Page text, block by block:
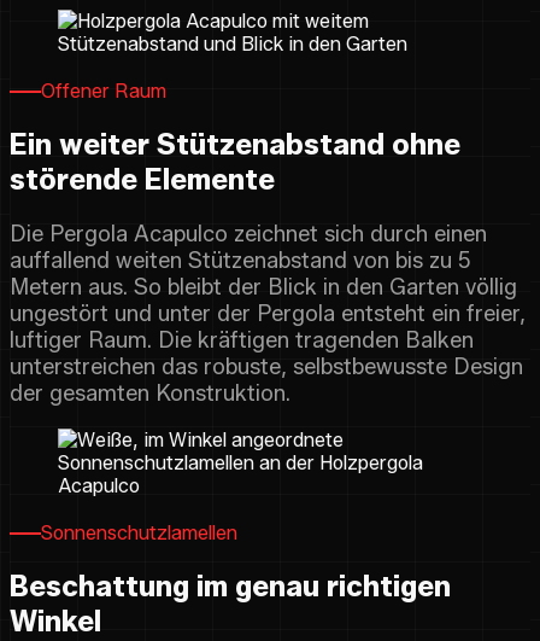
Offener Raum
Ein weiter Stützenabstand ohne
störende Elemente
Die Pergola Acapulco zeichnet sich durch einen
auffallend weiten Stützenabstand von bis zu 5
Metern aus. So bleibt der Blick in den Garten völlig
ungestört und unter der Pergola entsteht ein freier,
luftiger Raum. Die kräftigen tragenden Balken
unterstreichen das robuste, selbstbewusste Design
der gesamten Konstruktion.
Sonnenschutzlamellen
Beschattung im genau richtigen
Winkel